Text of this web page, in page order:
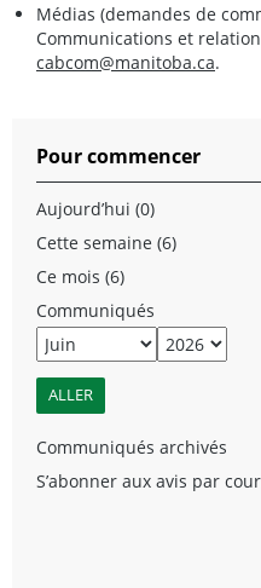
Médias (demandes de
Communications et
cabcom@manitoba.ca.
Pour commencer
Aujourd’hui (0)
Cette semaine (6)
Ce mois (6)
Communiqués
Communiqués archivés
S’abonner aux avis par